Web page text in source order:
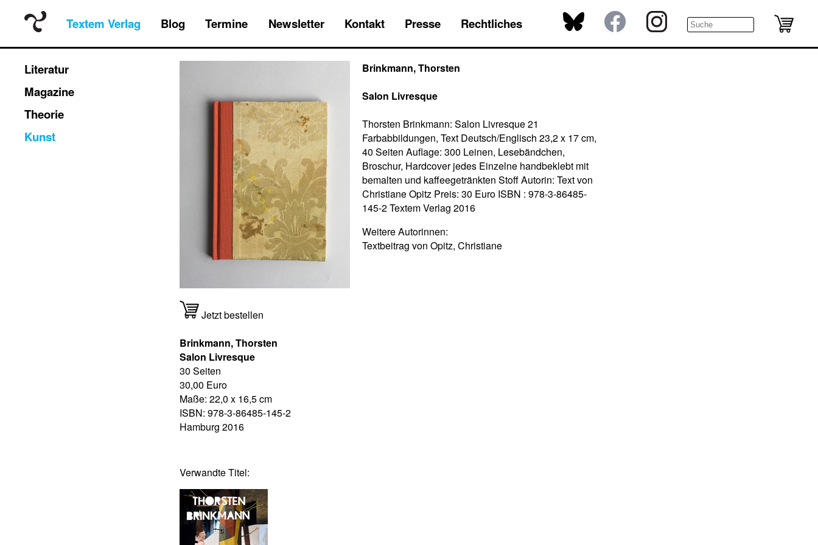
Textem Verlag Blog Termine Newsletter Kontakt Presse Rechtliches
Literatur
Magazine
Theorie
Kunst
Brinkmann, Thorsten
Salon Livresque
Thorsten Brinkmann: Salon Livresque 21
Farbabbildungen, Text Deutsch/Englisch 23,2 x 17 cm,
40 Seiten Auflage: 300 Leinen, Lesebändchen,
Broschur, Hardcover jedes Einzelne handbeklebt mit
bemalten und kaffeegetränkten Stoff Autorin: Text von
Christiane Opitz Preis: 30 Euro ISBN : 978-3-86485-
145-2 Textem Verlag 2016
Weitere Autorinnen:
Textbeitrag von Opitz, Christiane
Jetzt bestellen
Brinkmann, Thorsten
Salon Livresque
30 Seiten
30,00 Euro
Maße: 22,0 x 16,5 cm
ISBN: 978-3-86485-145-2
Hamburg 2016
Verwandte Titel: